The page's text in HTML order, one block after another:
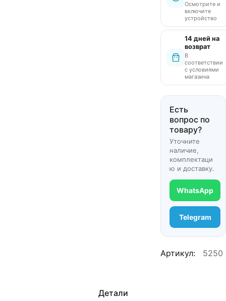
Осмотрите и
включите
устройство
14 дней на
возврат
В
соответствии
с условиями
магазина
Есть
вопрос по
товару?
Уточните
наличие,
комплектаци
ю и доставку.
WhatsApp
Telegram
Артикул: 5250
Детали